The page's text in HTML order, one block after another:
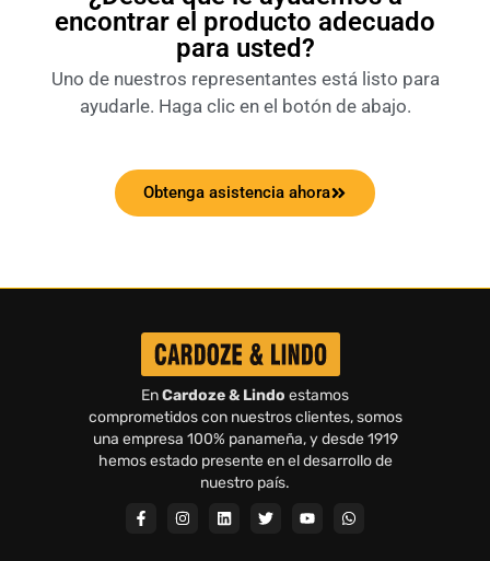
encontrar el producto adecuado
para usted?
Uno de nuestros representantes está listo para
ayudarle. Haga clic en el botón de abajo.
Obtenga asistencia ahora
EnCardoze & Lindo estamos
comprometidos con nuestros clientes, somos
una empresa 100% panameña, y desde 1919
hemos estado presente en el desarrollo de
nuestro país.